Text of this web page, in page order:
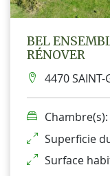
BEL
RÉNOVER
4470 SAINT-
Chambre(s):
Superficie
Surface